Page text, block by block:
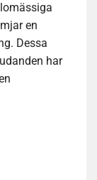
en
Dessa
har